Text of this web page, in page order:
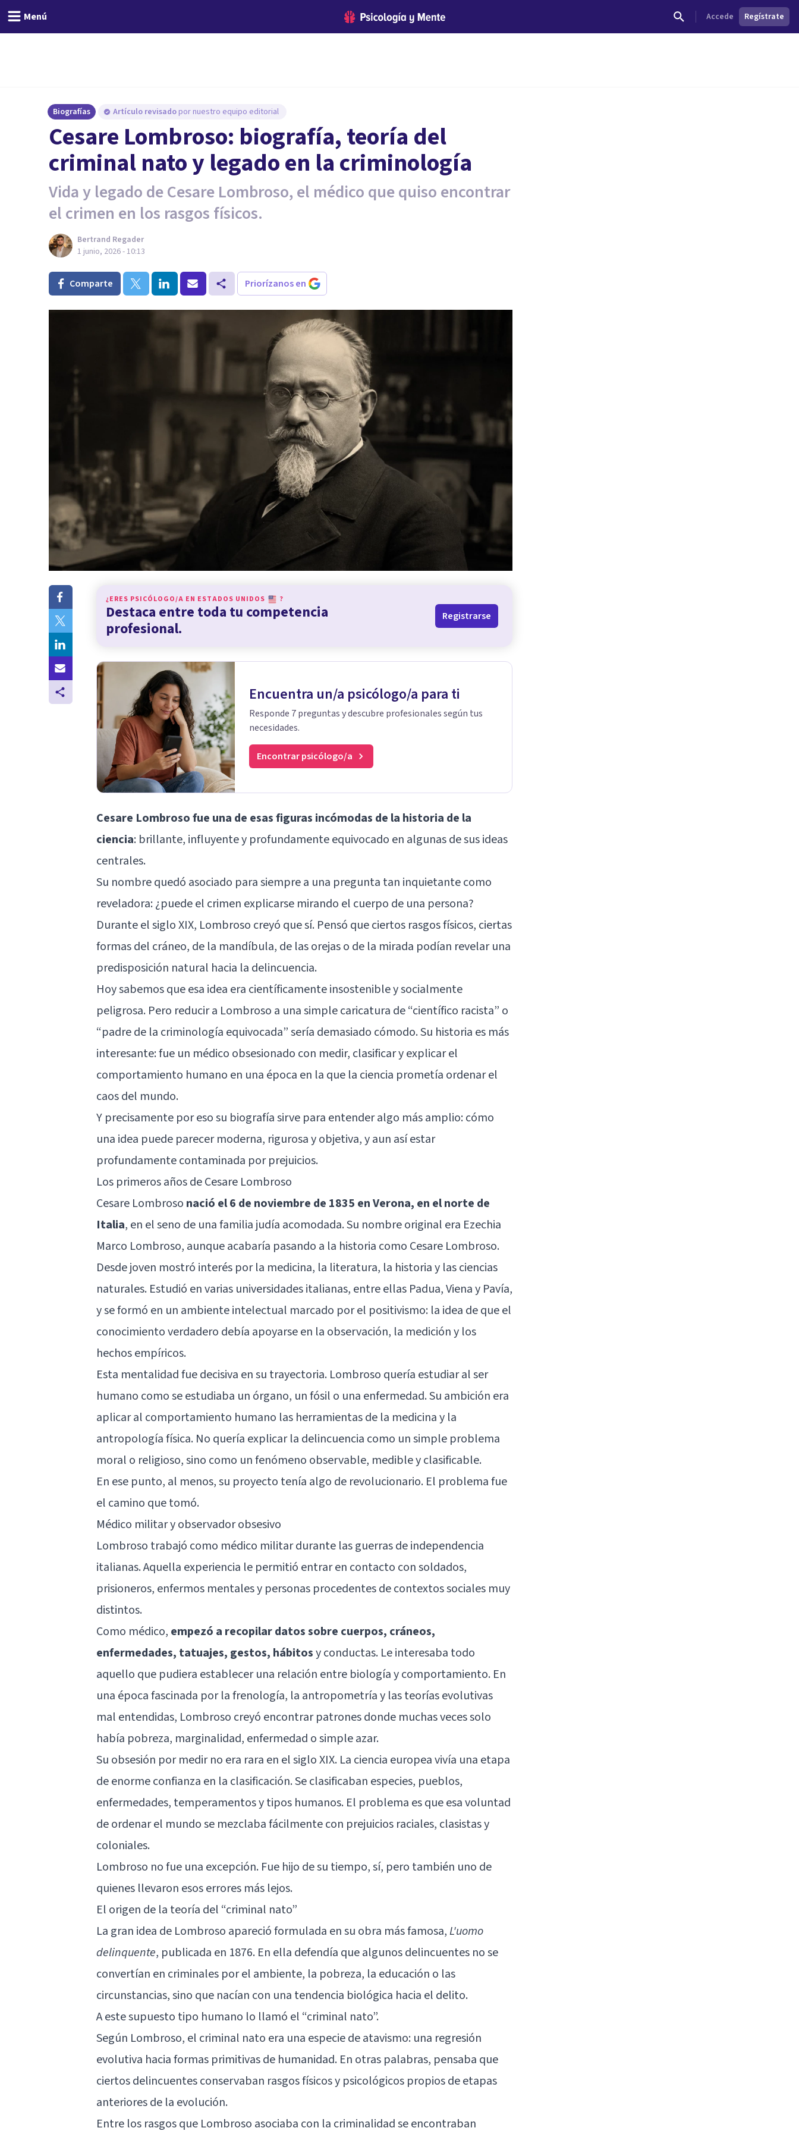
Menú Accede Regístrate
Biografías Artículo revisado por nuestro equipo editorial
Cesare Lombroso: biografía, teoría del
criminal nato y legado en la criminología
Vida y legado de Cesare Lombroso, el médico que quiso encontrar
el crimen en los rasgos físicos.
Bertrand Regader
1 junio, 2026 - 10:13
Comparte Priorízanos en
¿ERES PSICÓLOGO/A EN ESTADOS UNIDOS ?
Destaca entre toda tu competencia
profesional.
Registrarse
Encuentra un/a psicólogo/a para ti
Responde 7 preguntas y descubre profesionales según tus
necesidades.
Encontrar psicólogo/a
Cesare Lombroso fue una de esas figuras incómodas de la historia de la
ciencia: brillante, influyente y profundamente equivocado en algunas de sus ideas
centrales.
Su nombre quedó asociado para siempre a una pregunta tan inquietante como
reveladora: ¿puede el crimen explicarse mirando el cuerpo de una persona?
Durante el siglo XIX, Lombroso creyó que sí. Pensó que ciertos rasgos físicos, ciertas
formas del cráneo, de la mandíbula, de las orejas o de la mirada podían revelar una
predisposición natural hacia la delincuencia.
Hoy sabemos que esa idea era científicamente insostenible y socialmente
peligrosa. Pero reducir a Lombroso a una simple caricatura de “científico racista” o
“padre de la criminología equivocada” sería demasiado cómodo. Su historia es más
interesante: fue un médico obsesionado con medir, clasificar y explicar el
comportamiento humano en una época en la que la ciencia prometía ordenar el
caos del mundo.
Y precisamente por eso su biografía sirve para entender algo más amplio: cómo
una idea puede parecer moderna, rigurosa y objetiva, y aun así estar
profundamente contaminada por prejuicios.
Los primeros años de Cesare Lombroso
Cesare Lombroso nació el 6 de noviembre de 1835 en Verona, en el norte de
Italia, en el seno de una familia judía acomodada. Su nombre original era Ezechia
Marco Lombroso, aunque acabaría pasando a la historia como Cesare Lombroso.
Desde joven mostró interés por la medicina, la literatura, la historia y las ciencias
naturales. Estudió en varias universidades italianas, entre ellas Padua, Viena y Pavía,
y se formó en un ambiente intelectual marcado por el positivismo: la idea de que el
conocimiento verdadero debía apoyarse en la observación, la medición y los
hechos empíricos.
Esta mentalidad fue decisiva en su trayectoria. Lombroso quería estudiar al ser
humano como se estudiaba un órgano, un fósil o una enfermedad. Su ambición era
aplicar al comportamiento humano las herramientas de la medicina y la
antropología física. No quería explicar la delincuencia como un simple problema
moral o religioso, sino como un fenómeno observable, medible y clasificable.
En ese punto, al menos, su proyecto tenía algo de revolucionario. El problema fue
el camino que tomó.
Médico militar y observador obsesivo
Lombroso trabajó como médico militar durante las guerras de independencia
italianas. Aquella experiencia le permitió entrar en contacto con soldados,
prisioneros, enfermos mentales y personas procedentes de contextos sociales muy
distintos.
Como médico, empezó a recopilar datos sobre cuerpos, cráneos,
enfermedades, tatuajes, gestos, hábitosy conductas. Le interesaba todo
aquello que pudiera establecer una relación entre biología y comportamiento. En
una época fascinada por la frenología, la antropometría y las teorías evolutivas
mal entendidas, Lombroso creyó encontrar patrones donde muchas veces solo
había pobreza, marginalidad, enfermedad o simple azar.
Su obsesión por medir no era rara en el siglo XIX. La ciencia europea vivía una etapa
de enorme confianza en la clasificación. Se clasificaban especies, pueblos,
enfermedades, temperamentos y tipos humanos. El problema es que esa voluntad
de ordenar el mundo se mezclaba fácilmente con prejuicios raciales, clasistas y
coloniales.
Lombroso no fue una excepción. Fue hijo de su tiempo, sí, pero también uno de
quienes llevaron esos errores más lejos.
El origen de la teoría del “criminal nato”
La gran idea de Lombroso apareció formulada en su obra más famosa,L'uomo
delinquente, publicada en 1876. En ella defendía que algunos delincuentes no se
convertían en criminales por el ambiente, la pobreza, la educación o las
circunstancias, sino que nacían con una tendencia biológica hacia el delito.
A este supuesto tipo humano lo llamó el “criminal nato”.
Según Lombroso, el criminal nato era una especie de atavismo: una regresión
evolutiva hacia formas primitivas de humanidad. En otras palabras, pensaba que
ciertos delincuentes conservaban rasgos físicos y psicológicos propios de etapas
anteriores de la evolución.
Entre los rasgos que Lombroso asociaba con la criminalidad se encontraban